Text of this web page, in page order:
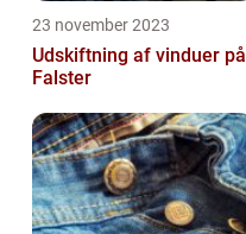
23 november 2023
Udskiftning af vinduer på
Falster